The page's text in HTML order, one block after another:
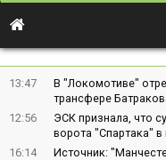
13:47
В "Локомотиве"
трансфере
12:56
ЭСК признала, что
ворота "Спартака"
16:14
Источник: